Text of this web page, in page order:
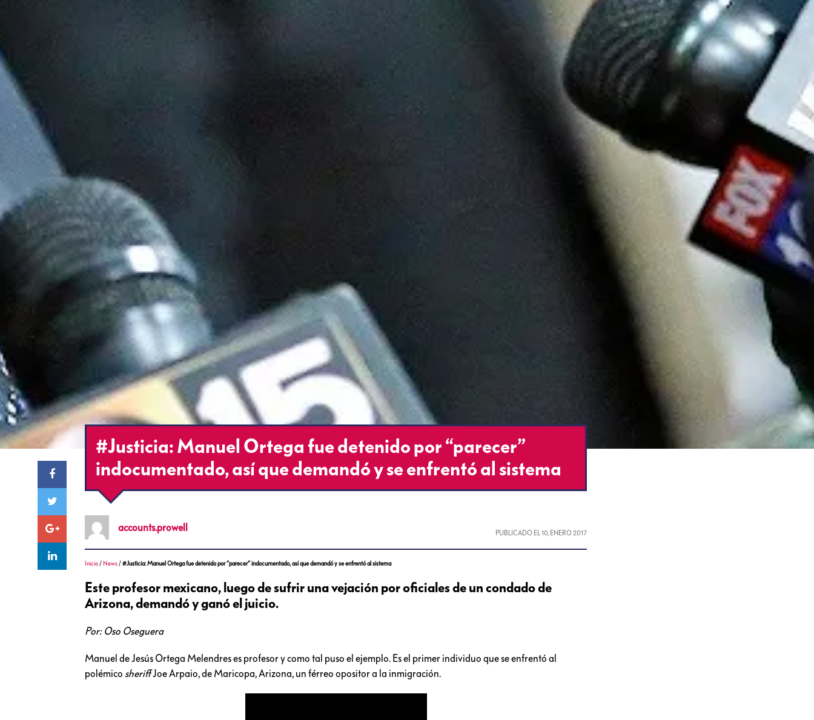
#Justicia: Manuel Ortega fue detenido por “parecer”
indocumentado, así que demandó y se enfrentó al sistema
accounts.prowell PUBLICADO EL10, ENERO 2017
Inicio / News /#Justicia: Manuel Ortega fue detenido por “parecer” indocumentado, así que demandó y se enfrentó al sistema
Este profesor mexicano, luego de sufrir una vejación por oficiales de un condado de
Arizona, demandó y ganó el juicio.
Por: Oso Oseguera
Manuel de Jesús Ortega Melendres es profesor y como tal puso el ejemplo. Es el primer individuo que se enfrentó al
polémico sheriffJoe Arpaio, de Maricopa, Arizona, un férreo opositor a la inmigración.